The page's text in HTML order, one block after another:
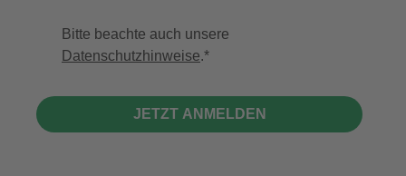
Bitte beachte auch unsere
Datenschutzhinweise.
JETZT ANMELDEN